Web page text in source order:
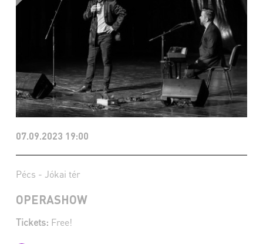
07.09.2023 19:00
Pécs - Jókai tér
OPERASHOW
Tickets: Free!